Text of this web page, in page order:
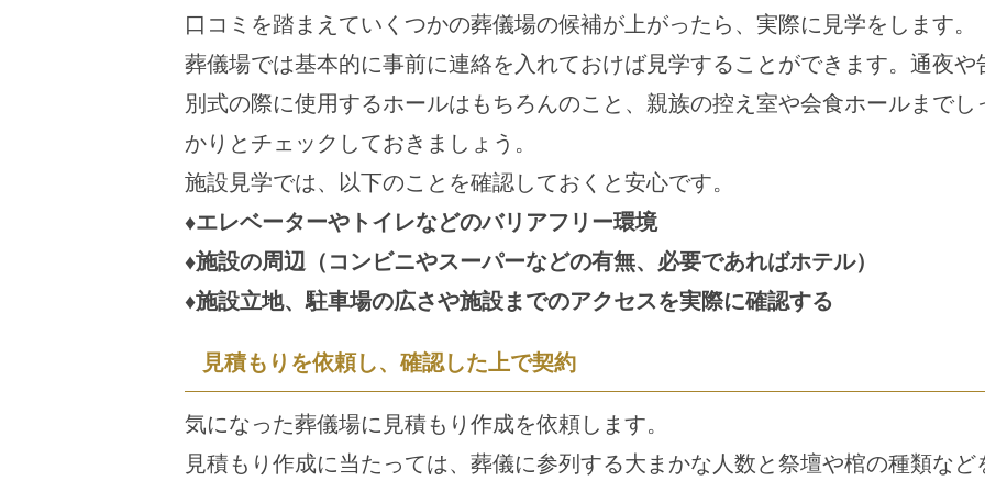
口コミを踏まえていくつかの葬儀場の候補が上がったら、実際に見学をします。
葬儀場では基本的に事前に連絡を入れておけば見学することができます。通夜や
別式の際に使用するホールはもちろんのこと、親族の控え室や会食ホールまでし
かりとチェックしておきましょう。
施設見学では、以下のことを確認しておくと安心です。
♦エレベーターやトイレなどのバリアフリー環境
♦施設の周辺（コンビニやスーパーなどの有無、必要であればホテル）
♦施設立地、駐車場の広さや施設までのアクセスを実際に確認する
見積もりを依頼し、確認した上で契約
気になった葬儀場に見積もり作成を依頼します。
見積もり作成に当たっては、葬儀に参列する大まかな人数と祭壇や棺の種類など